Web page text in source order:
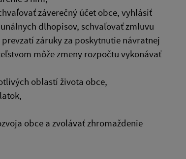
záverečný účet obce, vyhlásiť
dlhopisov, schvaľovať zmluvu
záruky za poskytnutie návratnej
môže zmeny rozpočtu vykonávať
oblastí života obce,
obce a zvolávať zhromaždenie